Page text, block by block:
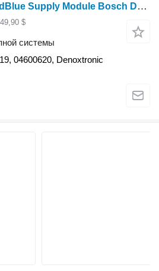
Bosch Denoxtronic AdBlue Supply Module Bosch Denoxtronic 0444042019 для трактора колесного
$
системы
04600620, Denoxtronic